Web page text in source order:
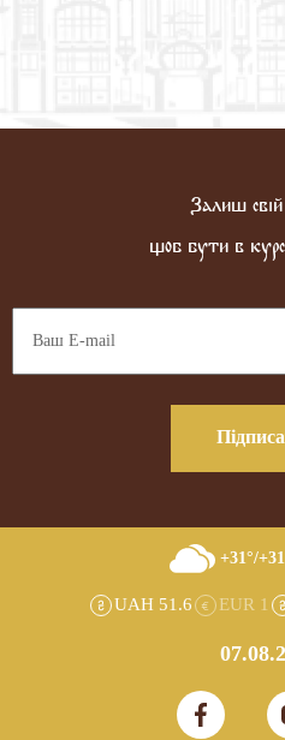
Залиш
щоб бути в
+31°/
UAH 51.6 EUR 1